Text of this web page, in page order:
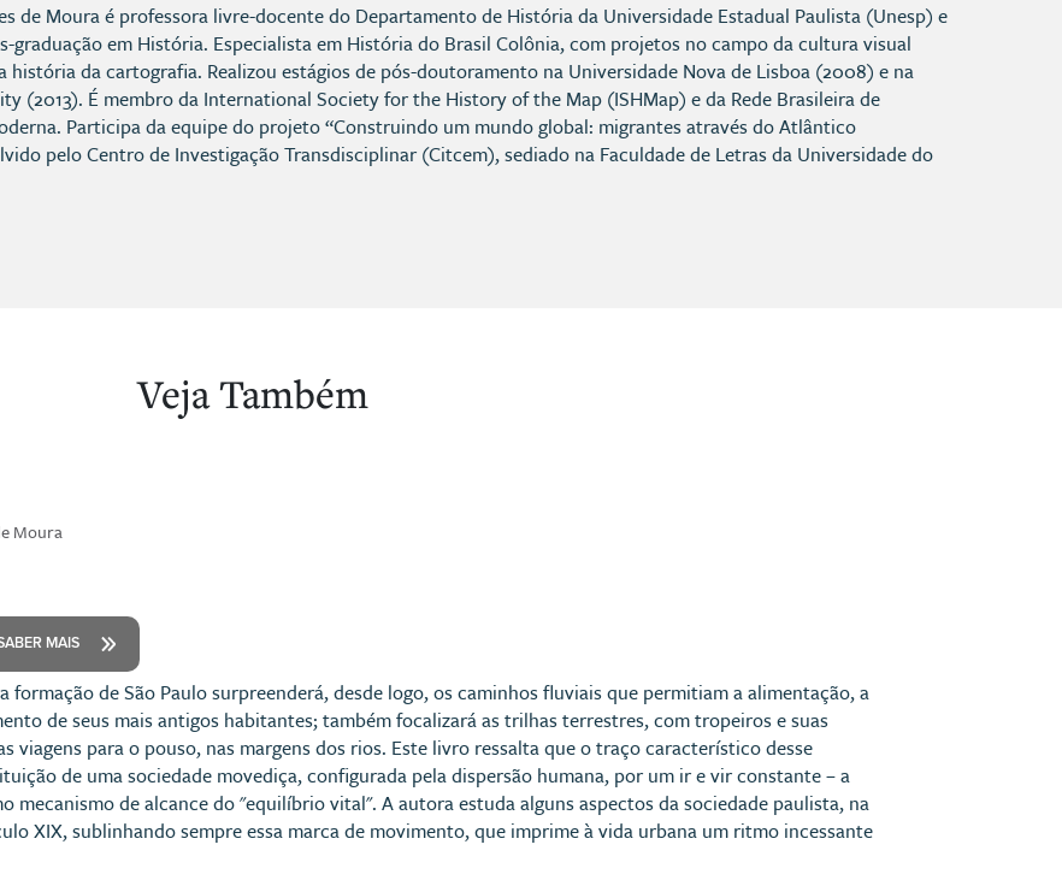
de Moura é professora livre-docente do Departamento de História da Universidade Estadual Paulista (Unesp) e
graduação em História. Especialista em História do Brasil Colônia, com projetos no campo da cultura visual
história da cartografia. Realizou estágios de pós-doutoramento na Universidade Nova de Lisboa (2008) e na
(2013). É membro da International Society for the History of the Map (ISHMap) e da Rede Brasileira de
Participa da equipe do projeto “Construindo um mundo global: migrantes através do Atlântico
pelo Centro de Investigação Transdisciplinar (Citcem), sediado na Faculdade de Letras da Universidade do
Veja Também
Moura
MAIS
formação de São Paulo surpreenderá, desde logo, os caminhos fluviais que permitiam a alimentação, a
de seus mais antigos habitantes; também focalizará as trilhas terrestres, com tropeiros e suas
viagens para o pouso, nas margens dos rios. Este livro ressalta que o traço característico desse
de uma sociedade movediça, configurada pela dispersão humana, por um ir e vir constante – a
mecanismo de alcance do "equilíbrio vital". A autora estuda alguns aspectos da sociedade paulista, na
XIX, sublinhando sempre essa marca de movimento, que imprime à vida urbana um ritmo incessante